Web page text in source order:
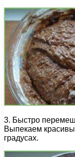
3. Быстро
Выпекаем
градусах.